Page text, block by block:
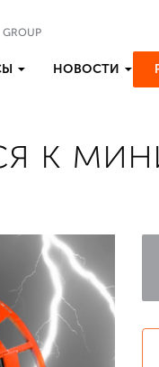
GROUP
НОВОСТИ
к